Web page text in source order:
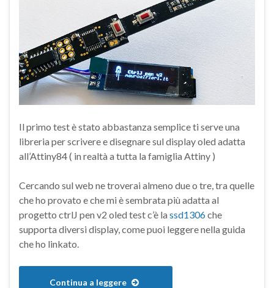
Il primo test è stato abbastanza semplice ti serve una
libreria per scrivere e disegnare sul display oled adatta
all’Attiny84 ( in realtà a tutta la famiglia Attiny )
Cercando sul web ne troverai almeno due o tre, tra quelle
che ho provato e che mi è sembrata più adatta al
progetto ctrlJ pen v2 oled test c’è la ssd1306che
supporta diversi display, come puoi leggere nella guida
che ho linkato.
Continua a leggere